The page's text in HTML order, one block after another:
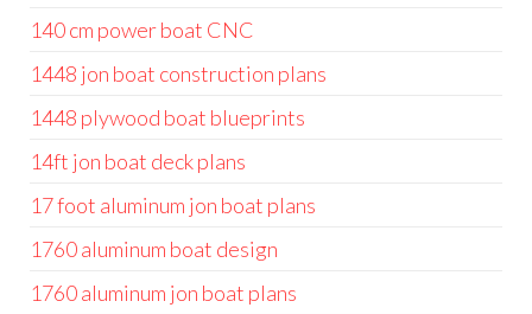
140 cm power boat CNC
1448 jon boat construction plans
1448 plywood boat blueprints
14ft jon boat deck plans
17 foot aluminum jon boat plans
1760 aluminum boat design
1760 aluminum jon boat plans